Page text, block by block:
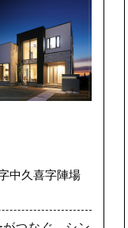
中久喜字陣場